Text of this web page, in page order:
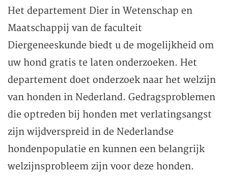
Het departement Dier in Wetenschap en
Maatschappij van de faculteit
Diergeneeskunde biedt u de mogelijkheid om
uw hond gratis te laten onderzoeken. Het
departement doet onderzoek naar het welzijn
van honden in Nederland. Gedragsproblemen
die optreden bij honden met verlatingsangst
zijn wijdverspreid in de Nederlandse
hondenpopulatie en kunnen een belangrijk
welzijnsprobleem zijn voor deze honden.